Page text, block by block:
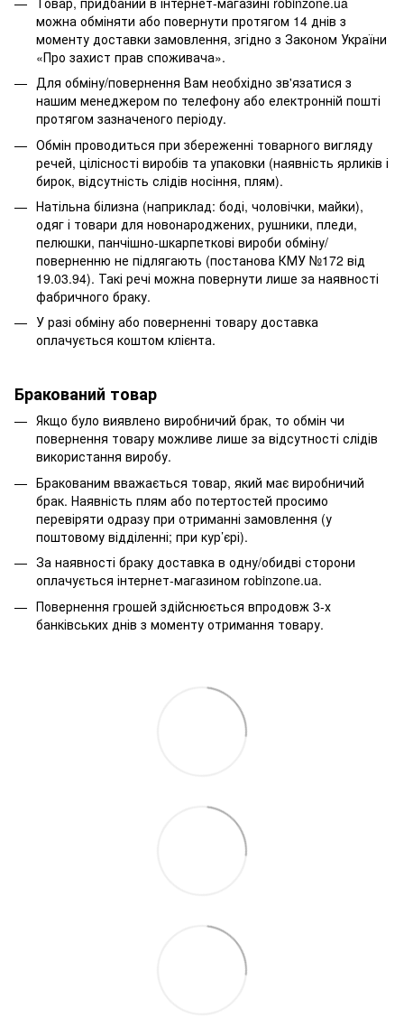
можна обміняти або повернути протягом 14 днів з
моменту доставки замовлення, згідно з Законом України
«Про захист прав споживача».
Для обміну/повернення Вам необхідно зв'язатися з
нашим менеджером по телефону або електронній пошті
протягом зазначеного періоду.
Обмін проводиться при збереженні товарного вигляду
речей, цілісності виробів та упаковки (наявність ярликів і
бирок, відсутність слідів носіння, плям).
Натільна білизна (наприклад: боді, чоловічки, майки),
одяг і товари для новонароджених, рушники, пледи,
пелюшки, панчішно-шкарпеткові вироби обміну/
поверненню не підлягають (постанова КМУ №172 від
19.03.94). Такі речі можна повернути лише за наявності
фабричного браку.
У разі обміну або поверненні товару доставка
оплачується коштом клієнта.
Бракований товар
Якщо було виявлено виробничий брак, то обмін чи
повернення товару можливе лише за відсутності слідів
використання виробу.
Бракованим вважається товар, який має виробничий
брак. Наявність плям або потертостей просимо
перевіряти одразу при отриманні замовлення (у
поштовому відділенні; при кур’єрі).
За наявності браку доставка в одну/обидві сторони
оплачується інтернет-магазином robinzone.ua.
Повернення грошей здійснюється впродовж 3-х
банківських днів з моменту отримання товару.